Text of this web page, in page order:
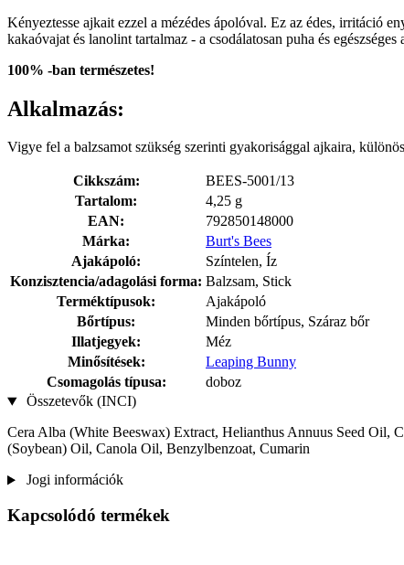
Kényeztesse ajkait ezzel a mézédes ápolóval. Ez az édes, irritáció
kakaóvajat és lanolint tartalmaz - a csodálatosan puha és
100% -ban természetes!
Alkalmazás:
Vigye fel a balzsamot szükség szerinti gyakorisággal ajkaira,
Cikkszám:
BEES-5001/13
Tartalom:
4,25 g
EAN:
792850148000
Márka:
Burt's Bees
Ajakápoló:
Színtelen, Íz
Konzisztencia/adagolási forma: Balzsam, Stick
Terméktípusok:
Ajakápoló
Bőrtípus:
Minden bőrtípus, Száraz bőr
Illatjegyek:
Méz
Minősítések:
Leaping Bunny
Csomagolás típusa:
doboz
Összetevők (INCI)
Cera Alba (White Beeswax) Extract, Helianthus Annuus Seed
(Soybean) Oil, Canola Oil, Benzylbenzoat, Cumarin
Jogi információk
Kapcsolódó termékek